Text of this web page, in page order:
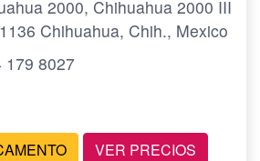
2000, Chihuahua 2000 III
Chihuahua, Chih., Mexico
179 8027
VER PRECIOS